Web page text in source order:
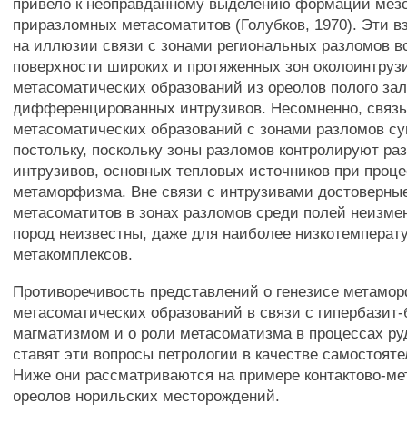
привело к неоправданному выделению формации
приразломных метасоматитов (Голубков, 1970). Эти
на иллюзии связи с зонами региональных разломов
поверхности широких и протяженных зон
метасоматических образований из ореолов полого
дифференцированных интрузивов. Несомненно, связь
метасоматических образований с зонами разломов
постольку, поскольку зоны разломов контролируют
интрузивов, основных тепловых источников при
метаморфизма. Вне связи с интрузивами
метасоматитов в зонах разломов среди полей
пород неизвестны, даже для наиболее
метакомплексов.
Противоречивость представлений о генезисе
метасоматических образований в связи с
магматизмом и о роли метасоматизма в процессах
ставят эти вопросы петрологии в качестве
Ниже они рассматриваются на примере контактово-
ореолов норильских месторождений.